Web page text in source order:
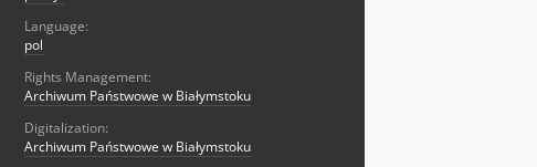
Language:
pol
Rights Management:
Archiwum Państwowe w Białymstoku
Digitalization:
Archiwum Państwowe w Białymstoku